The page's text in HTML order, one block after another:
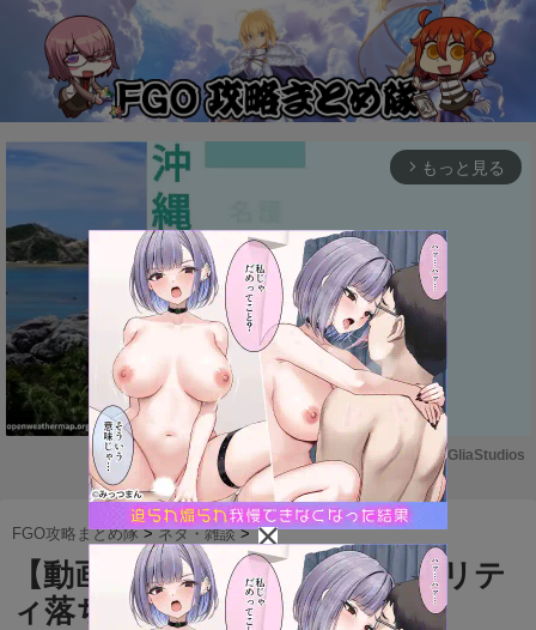
arrow_forward_ios もっと見る
M
u
t
Powered by GliaStudios
FGO攻略まとめ隊 >ネタ・雑談 >
【動画】なんか最近CMのクオリテ
ィ落ちたよな⇐そうか？？